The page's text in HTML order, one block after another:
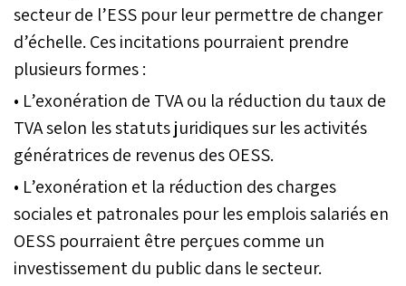
secteur de l’ESS pour leur permettre de changer
d’échelle. Ces incitations pourraient prendre
plusieurs formes :
• L’exonération de TVA ou la réduction du taux de
TVA selon les statuts juridiques sur les activités
génératrices de revenus des OESS.
• L’exonération et la réduction des charges
sociales et patronales pour les emplois salariés en
OESS pourraient être perçues comme un
investissement du public dans le secteur.